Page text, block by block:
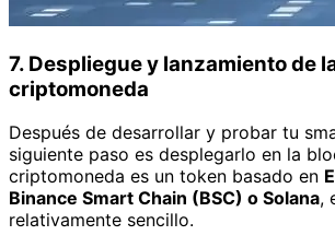
7. Despliegue y lanzamiento de
criptomoneda
Después de desarrollar y probar tu
siguiente paso es desplegarlo en la
criptomoneda es un token basado en
Binance Smart Chain (BSC) o Solana,
relativamente sencillo.